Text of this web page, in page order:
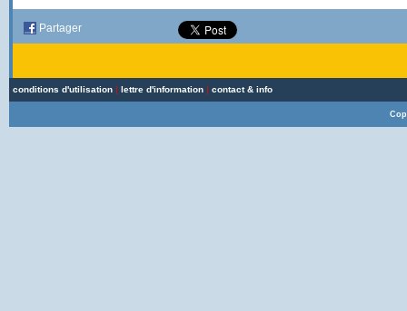
Partager
conditions d'utilisation lettre d'information contact & info